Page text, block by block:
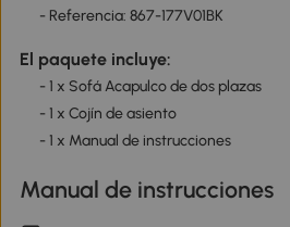
- Referencia: 867-177V01BK
El paquete incluye:
- 1 x Sofá Acapulco de dos plazas
- 1 x Cojín de asiento
- 1 x Manual de instrucciones
Manual de instrucciones